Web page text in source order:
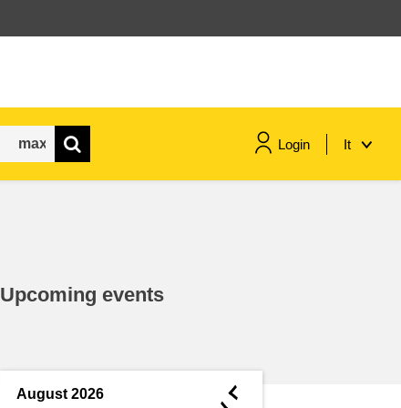
Login It
conoscenze
Upcoming events
August 2026 ◄